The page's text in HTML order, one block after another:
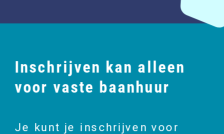
Inschrijven kan alleen
voor vaste baanhuur
Je kunt je inschrijven voor